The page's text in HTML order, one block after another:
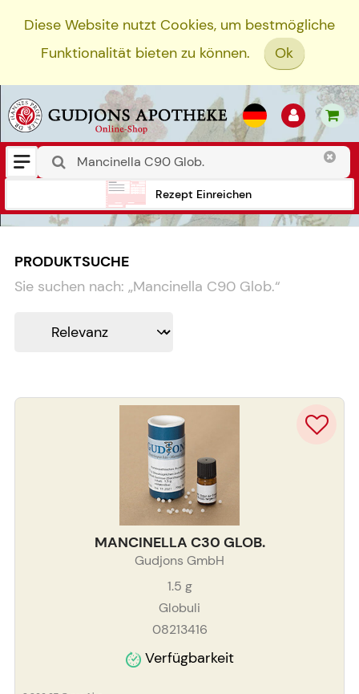
Diese Website nutzt Cookies, um bestmögliche
Funktionalität bieten zu können.
Ok
Rezept Einreichen
PRODUKTSUCHE
Sie suchen nach: „Mancinella C90 Glob.“
MANCINELLA C30 GLOB.
Gudjons GmbH
1.5 g
Globuli
08213416
Verfügbarkeit